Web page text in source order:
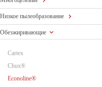
Низкое пылеобразование
Обезжиривающие
Cartex
Chux®
Econoline®